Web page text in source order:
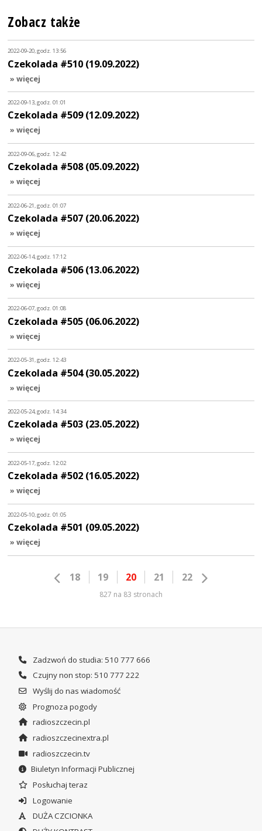
Zobacz także
2022-09-20, godz. 13:56
Czekolada #510 (19.09.2022)
» więcej
2022-09-13, godz. 01:01
Czekolada #509 (12.09.2022)
» więcej
2022-09-06, godz. 12:42
Czekolada #508 (05.09.2022)
» więcej
2022-06-21, godz. 01:07
Czekolada #507 (20.06.2022)
» więcej
2022-06-14, godz. 17:12
Czekolada #506 (13.06.2022)
» więcej
2022-06-07, godz. 01:08
Czekolada #505 (06.06.2022)
» więcej
2022-05-31, godz. 12:43
Czekolada #504 (30.05.2022)
» więcej
2022-05-24, godz. 14:34
Czekolada #503 (23.05.2022)
» więcej
2022-05-17, godz. 12:02
Czekolada #502 (16.05.2022)
» więcej
2022-05-10, godz. 01:05
Czekolada #501 (09.05.2022)
» więcej
18 19 20 21 22
827 na 83 stronach
Zadzwoń do studia: 510 777 666
Czujny non stop: 510 777 222
Wyślij do nas wiadomość
Prognoza pogody
radioszczecin.pl
radioszczecinextra.pl
radioszczecin.tv
Biuletyn Informacji Publicznej
Posłuchaj teraz
Logowanie
DUŻA CZCIONKA